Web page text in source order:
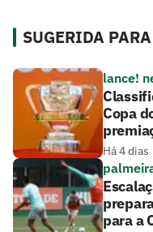
SUGERIDA
lance!
Copa
Há 4 dias
para a